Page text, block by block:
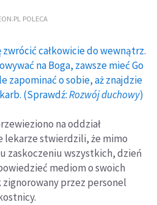
POLECA
zwrócić całkowicie do wewnątrz.
na Boga, zawsze mieć Go
zapominać o sobie, aż znajdzie
(Sprawdź:Rozwój duchowy)
na oddział
stwierdzili, że mimo
zaskoczeniu wszystkich, dzień
mediom o swoich
przez personel